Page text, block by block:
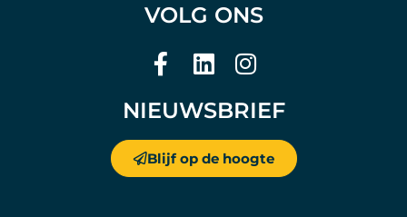
VOLG ONS
NIEUWSBRIEF
Blijf op de hoogte